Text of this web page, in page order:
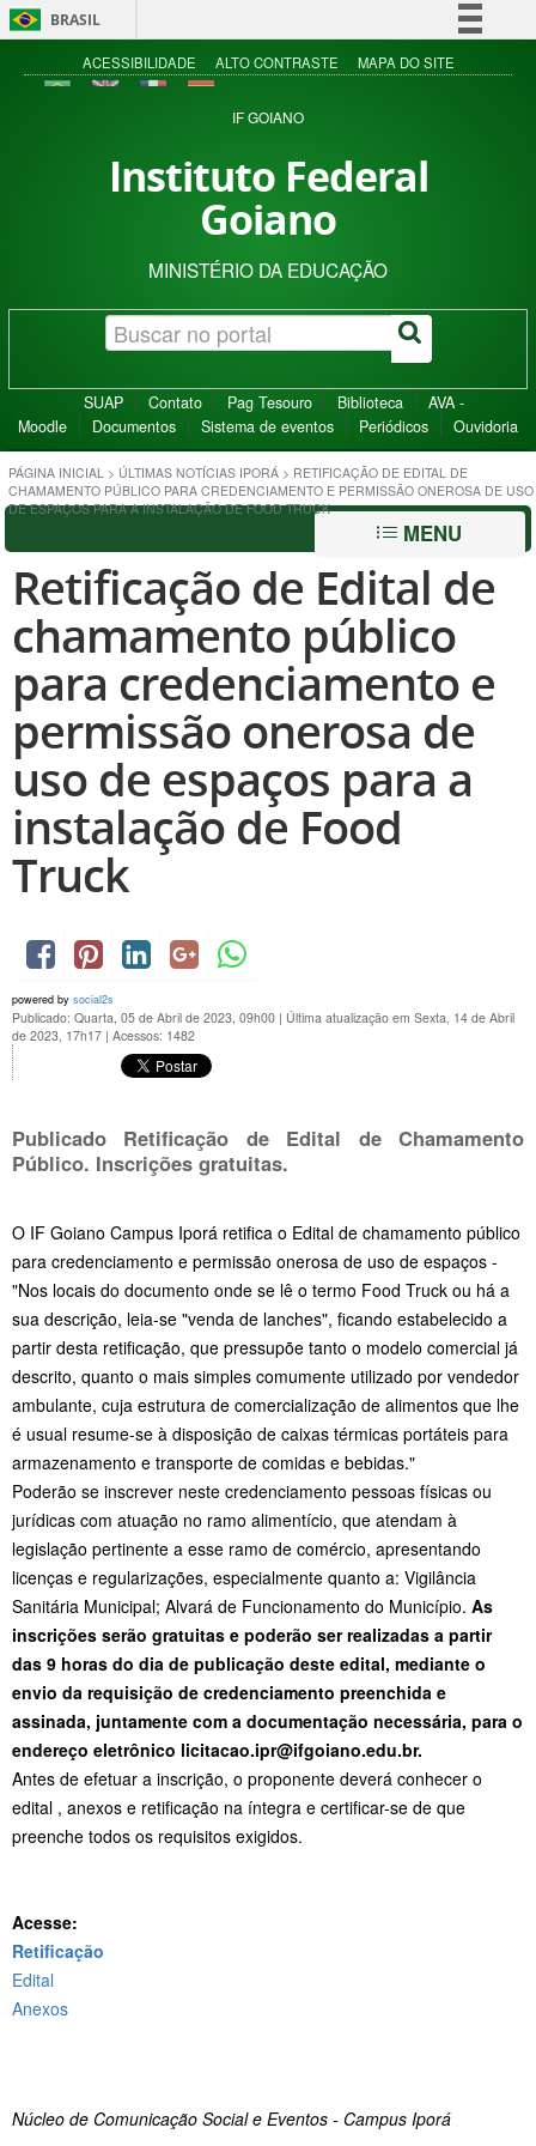
BRASIL
Simplifique!
Acesso à informação
ACESSIBILIDADE ALTO CONTRASTE MAPA DO SITE
IF GOIANO
Instituto Federal
Goiano
MINISTÉRIO DA EDUCAÇÃO
SUAP Contato Pag Tesouro Biblioteca
AVA -
Moodle
Documentos Sistema de eventos Periódicos Ouvidoria
PÁGINA INICIAL > ÚLTIMAS NOTÍCIAS IPORÁ > RETIFICAÇÃO DE EDITAL DE
CHAMAMENTO PÚBLICO PARA CREDENCIAMENTO E PERMISSÃO ONEROSA DE USO
DE ESPAÇOS PARA A INSTALAÇÃO DE FOOD TRUCK
MENU
Retificação de Edital de
chamamento público
para credenciamento e
permissão onerosa de
uso de espaços para a
instalação de Food
Truck
powered by social2s
Publicado: Quarta, 05 de Abril de 2023, 09h00 | Última atualização em Sexta, 14 de Abril
de 2023, 17h17 | Acessos: 1482
Publicado Retificação de Edital de Chamamento
Público. Inscrições gratuitas.
O IF Goiano Campus Iporá retifica o Edital de chamamento público
para credenciamento e permissão onerosa de uso de espaços -
"Nos locais do documento onde se lê o termo Food Truck ou há a
sua descrição, leia-se "venda de lanches", ficando estabelecido a
partir desta retificação, que pressupõe tanto o modelo comercial já
descrito, quanto o mais simples comumente utilizado por vendedor
ambulante, cuja estrutura de comercialização de alimentos que lhe
é usual resume-se à disposição de caixas térmicas portáteis para
armazenamento e transporte de comidas e bebidas."
Poderão se inscrever neste credenciamento pessoas físicas ou
jurídicas com atuação no ramo alimentício, que atendam à
legislação pertinente a esse ramo de comércio, apresentando
licenças e regularizações, especialmente quanto a: Vigilância
Sanitária Municipal; Alvará de Funcionamento do Município. As
inscrições serão gratuitas e poderão ser realizadas a partir
das 9 horas do dia de publicação deste edital, mediante o
envio da requisição de credenciamento preenchida e
assinada, juntamente com a documentação necessária, para o
endereço eletrônico licitacao.ipr@ifgoiano.edu.br.
Antes de efetuar a inscrição, o proponente deverá conhecer o
edital , anexos e retificação na íntegra e certificar-se de que
preenche todos os requisitos exigidos.
Acesse:
Retificação
Edital
Anexos
Núcleo de Comunicação Social e Eventos - Campus Iporá